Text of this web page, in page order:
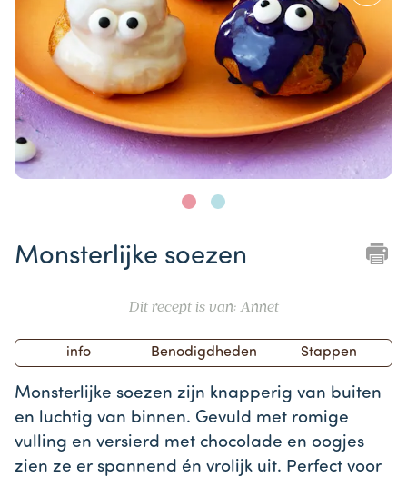
Monsterlijke soezen
Dit recept is van: Annet
of
info Benodigdheden Stappen
Monsterlijke soezen zijn knapperig van buiten
en luchtig van binnen. Gevuld met romige
vulling en versierd met chocolade en oogjes
zien ze er spannend én vrolijk uit. Perfect voor